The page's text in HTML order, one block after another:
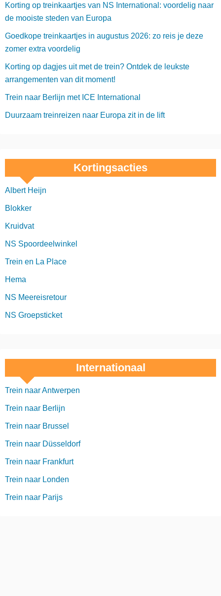
Korting op treinkaartjes van NS International: voordelig naar
de mooiste steden van Europa
Goedkope treinkaartjes in augustus 2026: zo reis je deze
zomer extra voordelig
Korting op dagjes uit met de trein? Ontdek de leukste
arrangementen van dit moment!
Trein naar Berlijn met ICE International
Duurzaam treinreizen naar Europa zit in de lift
Kortingsacties
Albert Heijn
Blokker
Kruidvat
NS Spoordeelwinkel
Trein en La Place
Hema
NS Meereisretour
NS Groepsticket
Internationaal
Trein naar Antwerpen
Trein naar Berlijn
Trein naar Brussel
Trein naar Düsseldorf
Trein naar Frankfurt
Trein naar Londen
Trein naar Parijs